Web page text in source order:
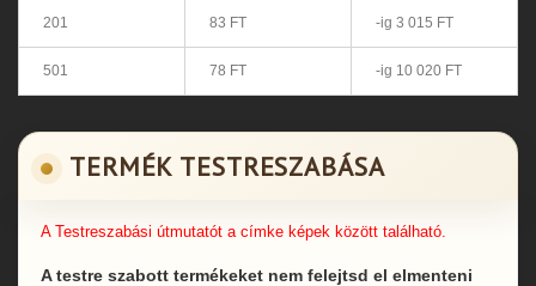
201 83 FT -ig 3 015 FT
501 78 FT -ig 10 020 FT
TERMÉK TESTRESZABÁSA
A Testreszabási útmutatót a címke képek között található.
A testre szabott termékeket nem felejtsd el elmenteni